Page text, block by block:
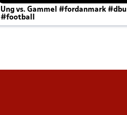
Ung vs. Gammel #fordanmark #dbu
#football